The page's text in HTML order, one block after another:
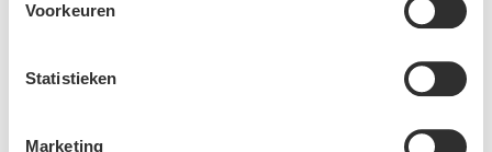
Voorkeuren
Statistieken
Marketing